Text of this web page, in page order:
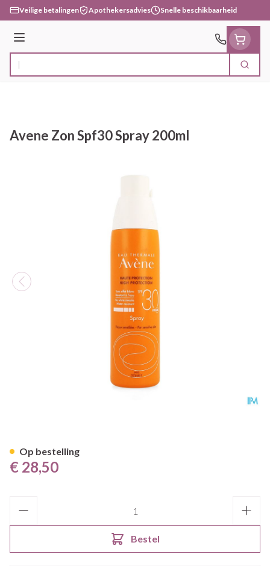
Ga naar de inhoud
Veilige betalingen Apothekersadvies Snelle beschikbaarheid
Menu
Product, merk, categorie... Zoek
Avene Zon Spf30 Spray 200ml
€ 28,50
Bestel
Op bestelling